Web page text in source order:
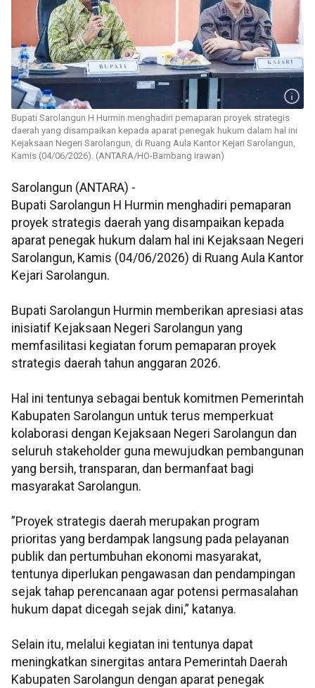
Bupati Sarolangun H Hurmin menghadiri pemaparan proyek strategis
daerah yang disampaikan kepada aparat penegak hukum dalam hal ini
Kejaksaan Negeri Sarolangun, di Ruang Aula Kantor Kejari Sarolangun,
Kamis (04/06/2026). (ANTARA/HO-Bambang Irawan)
Sarolangun (ANTARA) -
Bupati Sarolangun H Hurmin menghadiri pemaparan
proyek strategis daerah yang disampaikan kepada
aparat penegak hukum dalam hal ini Kejaksaan Negeri
Sarolangun, Kamis (04/06/2026) di Ruang Aula Kantor
Kejari Sarolangun.
Bupati Sarolangun Hurmin memberikan apresiasi atas
inisiatif Kejaksaan Negeri Sarolangun yang
memfasilitasi kegiatan forum pemaparan proyek
strategis daerah tahun anggaran 2026.
Hal ini tentunya sebagai bentuk komitmen Pemerintah
Kabupaten Sarolangun untuk terus memperkuat
kolaborasi dengan Kejaksaan Negeri Sarolangun dan
seluruh stakeholder guna mewujudkan pembangunan
yang bersih, transparan, dan bermanfaat bagi
masyarakat Sarolangun.
”Proyek strategis daerah merupakan program
prioritas yang berdampak langsung pada pelayanan
publik dan pertumbuhan ekonomi masyarakat,
tentunya diperlukan pengawasan dan pendampingan
sejak tahap perencanaan agar potensi permasalahan
hukum dapat dicegah sejak dini,” katanya.
Selain itu, melalui kegiatan ini tentunya dapat
meningkatkan sinergitas antara Pemerintah Daerah
Kabupaten Sarolangun dengan aparat penegak